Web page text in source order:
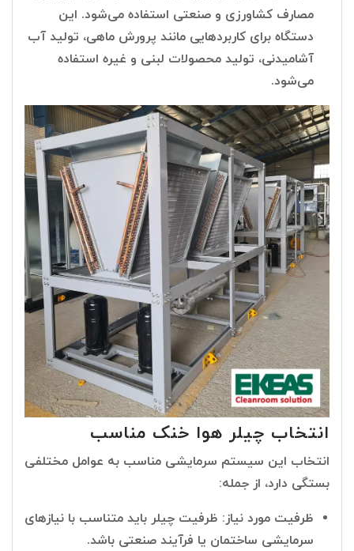
مصارف کشاورزی و صنعتی استفاده می‌شود. این
دستگاه برای کاربردهایی مانند پرورش ماهی، تولید آب
آشامیدنی، تولید محصولات لبنی و غیره استفاده
می‌شود.
انتخاب چیلر هوا خنک مناسب
انتخاب این سیستم سرمایشی مناسب به عوامل مختلفی
بستگی دارد، از جمله:
ظرفیت مورد نیاز: ظرفیت چیلر باید متناسب با نیازهای
سرمایشی ساختمان یا فرآیند صنعتی باشد.